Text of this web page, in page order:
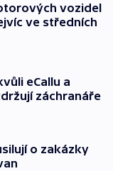
vozidel
ve středních
eCallu a
záchranáře
o zakázky